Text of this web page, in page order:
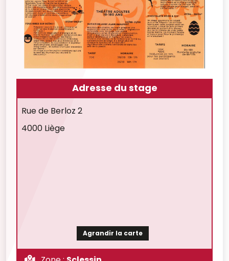
Adresse du stage
Rue de Berloz 2
4000 Liège
Agrandir la carte